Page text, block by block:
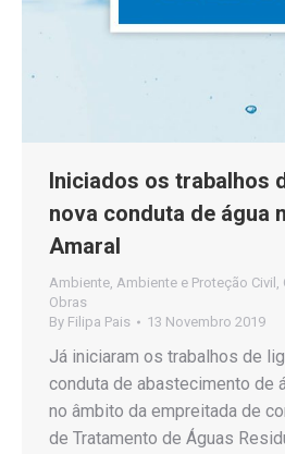
Iniciados os trabalhos
nova conduta de água
Amaral
Ambiente, Ambiente e Proteção Civil ,
Obras
By Filipa Pais 13 Novembro 2019
Já iniciaram os trabalhos de
conduta de abastecimento de
no âmbito da empreitada de
de Tratamento de Águas